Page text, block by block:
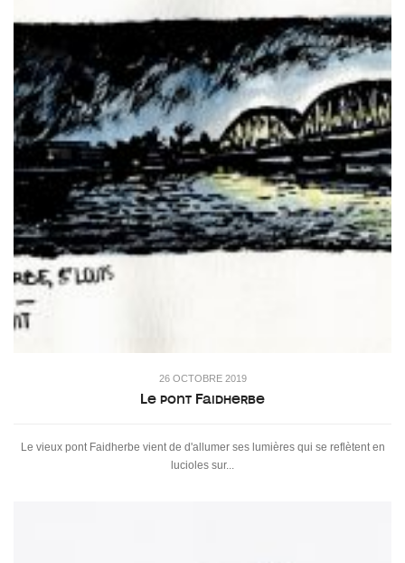
26 OCTOBRE 2019
Le pont Faidherbe
Le vieux pont Faidherbe vient de d'allumer ses lumières qui se reflètent en
lucioles sur...